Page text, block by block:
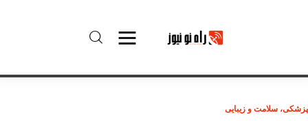
پزشکی، سلامت و زیبایی